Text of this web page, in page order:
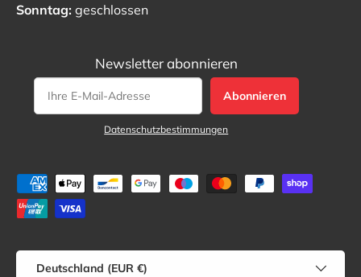
Sonntag: geschlossen
Newsletter abonnieren
Abonnieren
Datenschutzbestimmungen
Zahlungsmethoden
Land/Region
Deutschland (EUR €)